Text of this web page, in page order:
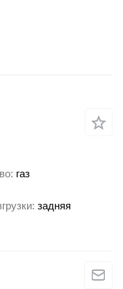
газ
задняя